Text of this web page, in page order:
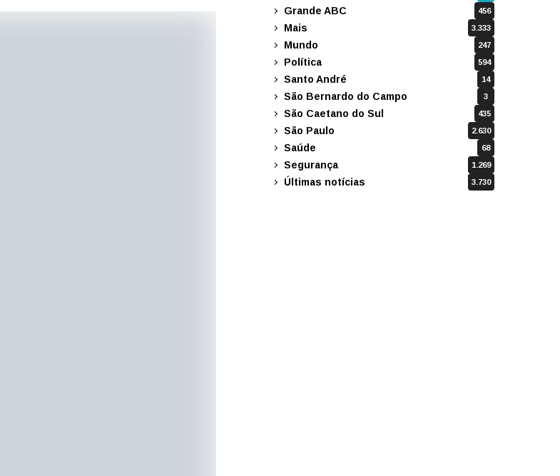
Grande ABC 456
Mais 3.333
Mundo 247
Política 594
Santo André 14
São Bernardo do Campo 3
São Caetano do Sul 435
São Paulo 2.630
Saúde 68
Segurança 1.269
Últimas notícias 3.730